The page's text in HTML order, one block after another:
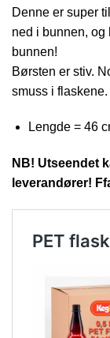
Denne er super
ned i bunnen, og
bunnen!
Børsten er stiv.
smuss i
Lengde = 46
NB! Utseendet
leverandører!